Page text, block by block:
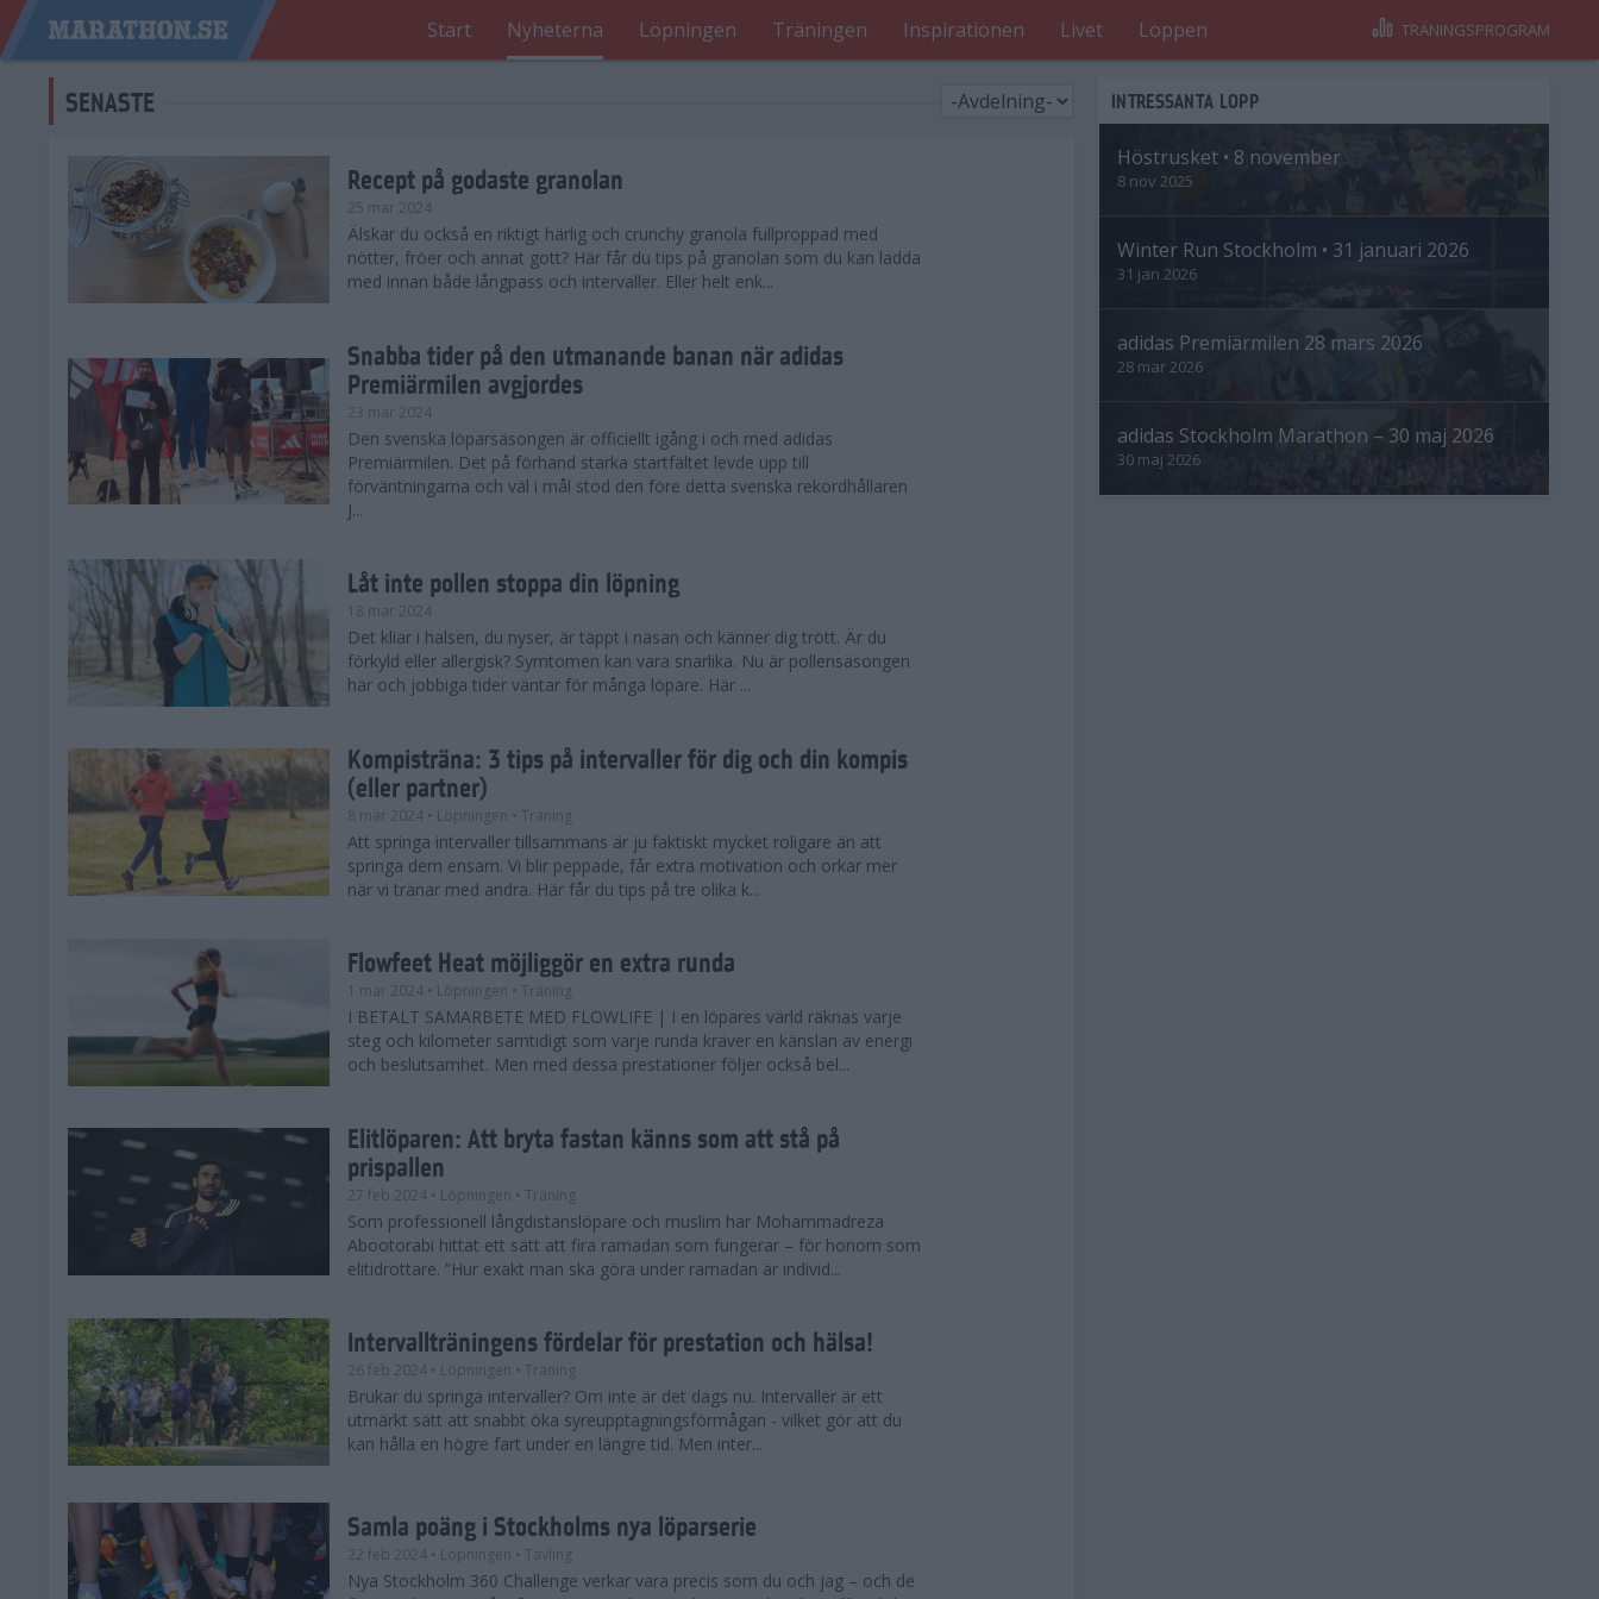
Start Nyheterna Löpningen Träningen Inspirationen Livet Loppen TRÄNINGSPROGRAM
SENASTE
Recept på godaste granolan
25 mar 2024
Älskar du också en riktigt härlig och crunchy granola fullproppad med
nötter, fröer och annat gott? Här får du tips på granolan som du kan ladda
med innan både långpass och intervaller. Eller helt enk...
Snabba tider på den utmanande banan när adidas
Premiärmilen avgjordes
23 mar 2024
Den svenska löparsäsongen är officiellt igång i och med adidas
Premiärmilen. Det på förhand starka startfältet levde upp till
förväntningarna och väl i mål stod den före detta svenska rekordhållaren
J...
Låt inte pollen stoppa din löpning
18 mar 2024
Det kliar i halsen, du nyser, är täppt i näsan och känner dig trött. Är du
förkyld eller allergisk? Symtomen kan vara snarlika. Nu är pollensäsongen
här och jobbiga tider väntar för många löpare. Här ...
Kompisträna: 3 tips på intervaller för dig och din kompis
(eller partner)
8 mar 2024 • Löpningen • Träning
Att springa intervaller tillsammans är ju faktiskt mycket roligare än att
springa dem ensam. Vi blir peppade, får extra motivation och orkar mer
när vi tränar med andra. Här får du tips på tre olika k...
Flowfeet Heat möjliggör en extra runda
1 mar 2024 • Löpningen • Träning
I BETALT SAMARBETE MED FLOWLIFE | I en löpares värld räknas varje
steg och kilometer samtidigt som varje runda kräver en känslan av energi
och beslutsamhet. Men med dessa prestationer följer också bel...
Elitlöparen: Att bryta fastan känns som att stå på
prispallen
27 feb 2024 • Löpningen • Träning
Som professionell långdistanslöpare och muslim har Mohammadreza
Abootorabi hittat ett sätt att fira ramadan som fungerar – för honom som
elitidrottare. ”Hur exakt man ska göra under ramadan är individ...
Intervallträningens fördelar för prestation och hälsa!
26 feb 2024 • Löpningen • Träning
Brukar du springa intervaller? Om inte är det dags nu. Intervaller är ett
utmärkt sätt att snabbt öka syreupptagningsförmågan - vilket gör att du
kan hålla en högre fart under en längre tid. Men inter...
Samla poäng i Stockholms nya löparserie
22 feb 2024 • Löpningen • Tävling
Nya Stockholm 360 Challenge verkar vara precis som du och jag – och de
INTRESSANTA LOPP
Höstrusket • 8 november
8 nov 2025
Winter Run Stockholm • 31 januari 2026
31 jan 2026
adidas Premiärmilen 28 mars 2026
28 mar 2026
adidas Stockholm Marathon – 30 maj 2026
30 maj 2026